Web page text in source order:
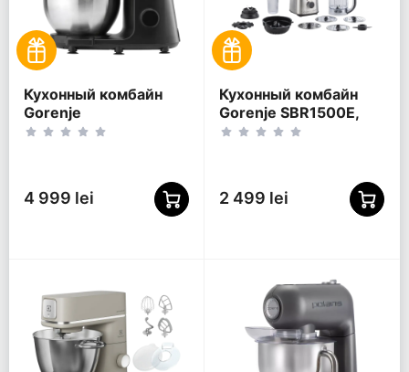
Кухонный комбайн
Gorenje
MMC1000SCB,
4 999 lei
Кухонный комбайн
Gorenje SBR1500E,
Нержавеющая сталь
2 499 lei